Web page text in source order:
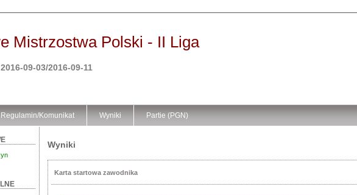
Mistrzostwa Polski - II Liga
09-03/2016-09-11
Regulamin/Komunikat Wyniki Partie (PGN)
Wyniki
Karta startowa zawodnika